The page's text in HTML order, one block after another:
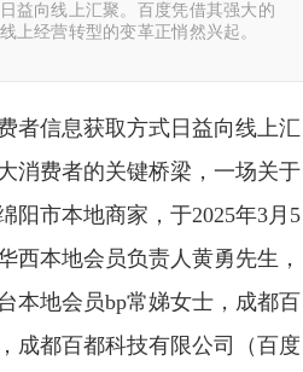
益向线上汇聚。百度凭借其强大的
上经营转型的变革正悄然兴起。
者信息获取方式日益向线上汇
消费者的关键桥梁，一场关于
阳市本地商家，于2025年3月5
西本地会员负责人黄勇先生，
本地会员bp常娣女士，成都百
成都百都科技有限公司（百度